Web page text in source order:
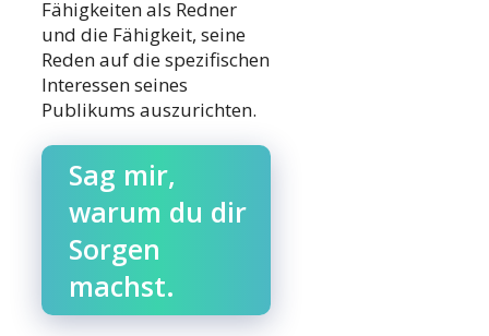
Fähigkeiten als Redner
und die Fähigkeit, seine
Reden auf die spezifischen
Interessen seines
Publikums auszurichten.
Sag mir,
warum du dir
Sorgen
machst.